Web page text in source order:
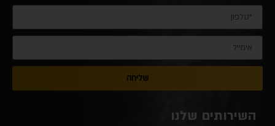
שליחה
השירותים שלנו